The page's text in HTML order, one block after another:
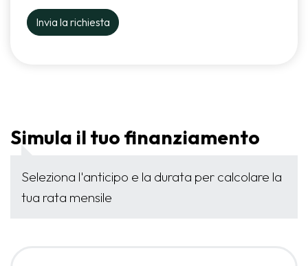
Simula il tuo finanziamento
Seleziona l'anticipo e la durata per calcolare la
tua rata mensile